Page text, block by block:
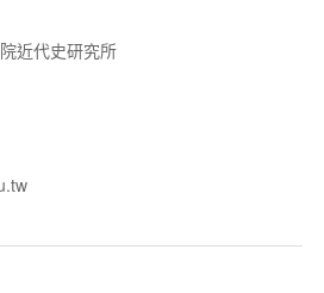
近代史研究所